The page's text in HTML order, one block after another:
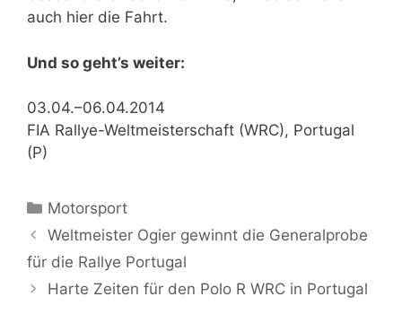
auch hier die Fahrt.
Und so geht’s weiter:
03.04.–06.04.2014
FIA Rallye-Weltmeisterschaft (WRC), Portugal
(P)
Kategorien
Motorsport
Weltmeister Ogier gewinnt die Generalprobe
für die Rallye Portugal
Harte Zeiten für den Polo R WRC in Portugal